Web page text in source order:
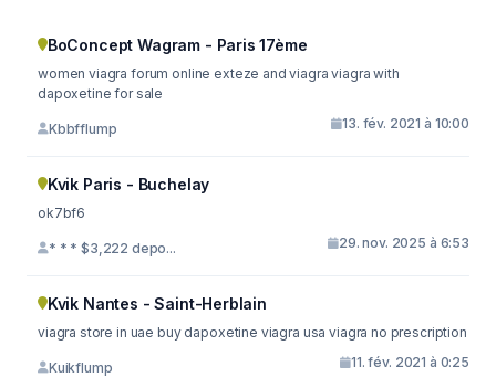
BoConcept Wagram - Paris 17ème
women viagra forum online exteze and viagra viagra with
dapoxetine for sale
Kbbfflump 13. fév. 2021 à 10:00
Kvik Paris - Buchelay
ok7bf6
* * * $3,222 depo... 29. nov. 2025 à 6:53
Kvik Nantes - Saint-Herblain
viagra store in uae buy dapoxetine viagra usa viagra no prescription
Kuikflump 11. fév. 2021 à 0:25